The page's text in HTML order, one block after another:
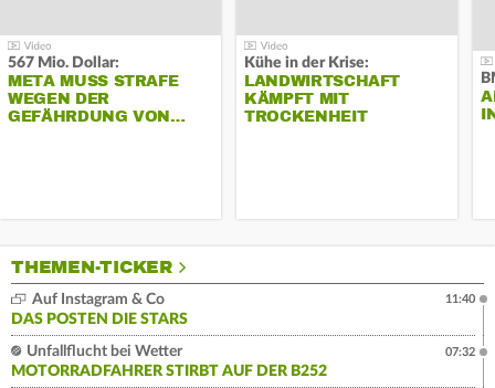
567 Mio. Dollar:
META MUSS STRAFE
WEGEN DER
GEFÄHRDUNG VON…
Kühe in der Krise:
LANDWIRTSCHAFT
KÄMPFT MIT
TROCKENHEIT
THEMEN-TICKER
Auf Instagram & Co
DAS POSTEN DIE STARS
11:40
Unfallflucht bei Wetter
MOTORRADFAHRER STIRBT AUF DER B252
07:32